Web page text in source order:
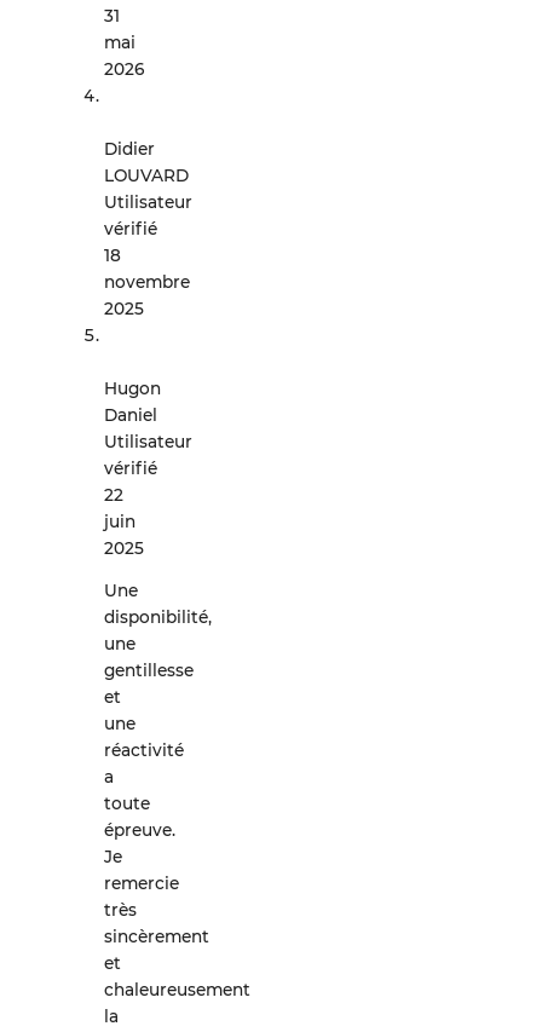
31
mai
2026
Didier
LOUVARD
Utilisateur
vérifié
18
novembre
2025
Hugon
Daniel
Utilisateur
vérifié
22
juin
2025
Une
disponibilité,
une
gentillesse
et
une
réactivité
a
toute
épreuve.
Je
remercie
très
sincèrement
et
chaleureusement
la